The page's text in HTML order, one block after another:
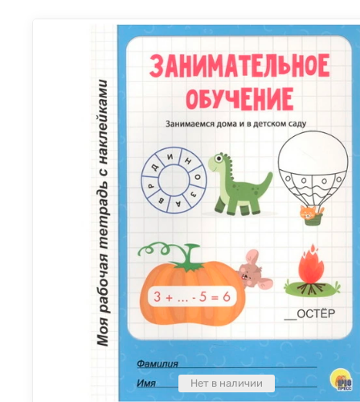
Нет в наличии